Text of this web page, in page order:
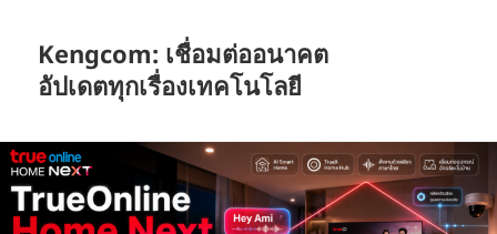
Kengcom: เชื่อมต่ออนาคต
อัปเดตทุกเรื่องเทคโนโลยี